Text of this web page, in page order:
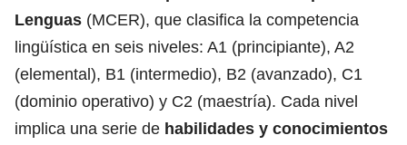
Lenguas (MCER), que clasifica la competencia
lingüística en seis niveles: A1 (principiante), A2
(elemental), B1 (intermedio), B2 (avanzado), C1
(dominio operativo) y C2 (maestría). Cada nivel
implica una serie de habilidades y conocimientos